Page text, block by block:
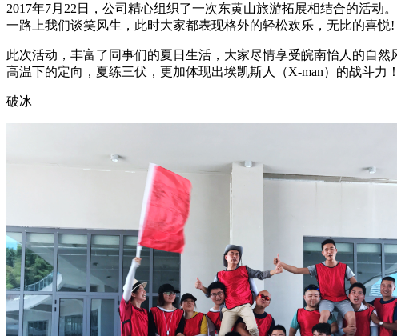
2017年7月 22 日，公司精心组织了一次东黄山旅游拓展相结合的活动
一路上我们谈笑风生，此时大家都表现格外的轻松欢乐，无比的喜悦!
此次活动，丰富了同事们的夏日生活，大家尽情享受皖南怡人的自
高温下的定向，夏练三伏，更加体现出埃凯斯人（X-man）的战斗力
破冰